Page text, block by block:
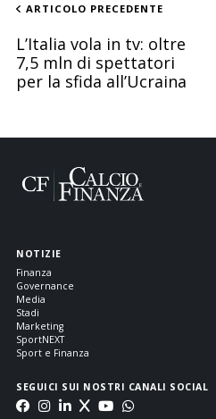
ARTICOLO PRECEDENTE
L’Italia vola in tv: oltre
7,5 mln di spettatori
per la sfida all’Ucraina
NOTIZIE
Finanza
Governance
Media
Stadi
Marketing
SportNEXT
Sport e Finanza
SEGUICI SUI NOSTRI CANALI SOCIAL